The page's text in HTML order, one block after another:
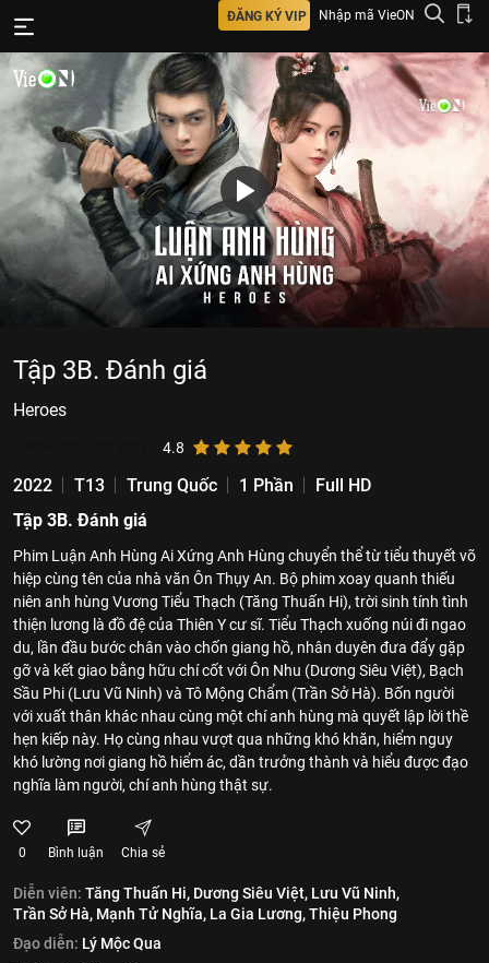
ĐĂNG KÝ VIP Nhập mã VieON
Tập 3B. Đánh giá
Heroes
4.8
2022 T13 Trung Quốc 1 Phần
Full HD
Tập 3B. Đánh giá
Phim Luận Anh Hùng Ai Xứng Anh Hùng chuyển thể từ tiểu thuyết võ
hiệp cùng tên của nhà văn Ôn Thụy An. Bộ phim xoay quanh thiếu
niên anh hùng Vương Tiểu Thạch (Tăng Thuấn Hi), trời sinh tính tình
thiện lương là đồ đệ của Thiên Y cư sĩ. Tiểu Thạch xuống núi đi ngao
du, lần đầu bước chân vào chốn giang hồ, nhân duyên đưa đẩy gặp
gỡ và kết giao bằng hữu chí cốt với Ôn Nhu (Dương Siêu Việt), Bạch
Sầu Phi (Lưu Vũ Ninh) và Tô Mộng Chẩm (Trần Sở Hà). Bốn người
với xuất thân khác nhau cùng một chí anh hùng mà quyết lập lời thề
hẹn kiếp này. Họ cùng nhau vượt qua những khó khăn, hiểm nguy
khó lường nơi giang hồ hiểm ác, dần trưởng thành và hiểu được đạo
nghĩa làm người, chí anh hùng thật sự.
0 Bình luận Chia sẻ
Diễn viên: Tăng Thuấn Hi, Dương Siêu Việt, Lưu Vũ Ninh,
Trần Sở Hà, Mạnh Tử Nghĩa, La Gia Lương,Thiệu Phong
Đạo diễn: Lý Mộc Qua